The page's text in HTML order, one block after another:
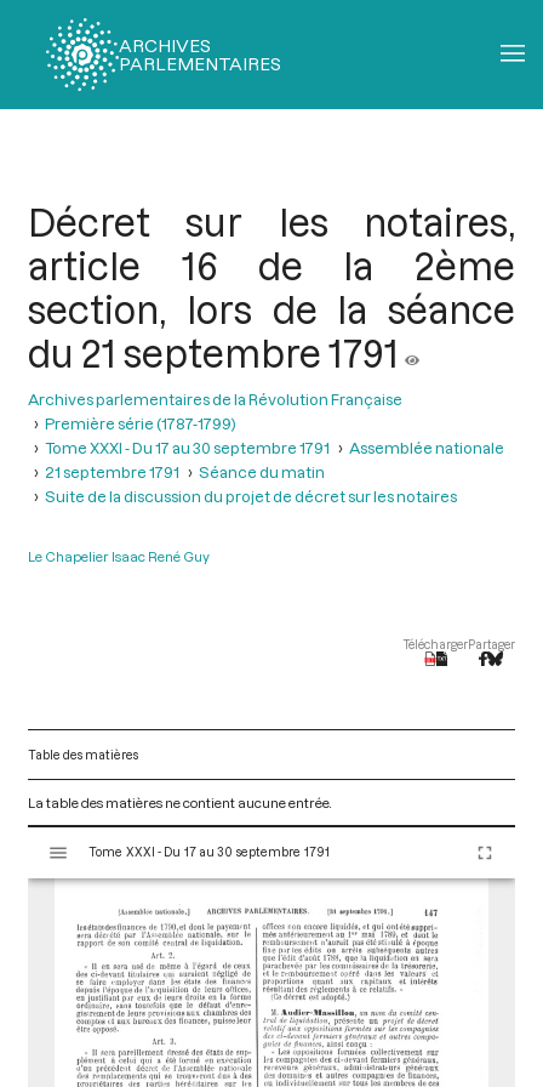
ARCHIVES
PARLEMENTAIRES
Décret sur les notaires,
article 16 de la 2ème
section, lors de la séance
du 21 septembre 1791
Archives parlementaires de la Révolution Française
Première série (1787-1799)
Tome XXXI - Du 17 au 30 septembre 1791
Assemblée nationale
21 septembre 1791
Séance du matin
Suite de la discussion du projet de décret sur les notaires
Le Chapelier Isaac René Guy
TéléchargerPartager
Table des matières
La table des matières ne contient aucune entrée.
s
Tome XXXI - Du 17 au 30 septembre 1791